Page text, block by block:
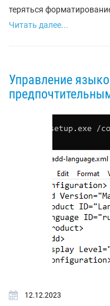
теряться
Читать далее...
Управление
12.12.2023